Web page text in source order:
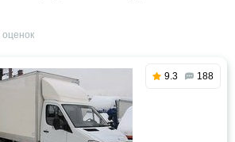
оценок
9.3 188